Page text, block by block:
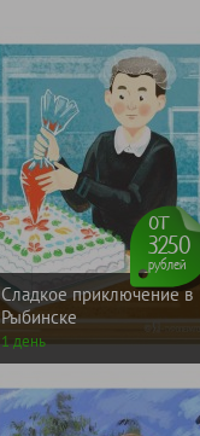
Сладкое приключение в
Рыбинске
1 день
от
3250
рублей